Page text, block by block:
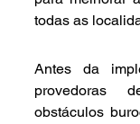
todas as
Antes da
provedoras
obstáculos